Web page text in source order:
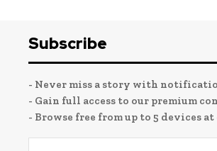
Subscribe
- Never miss a story with
- Gain full access to our premium
- Browse free from up to 5 devices at